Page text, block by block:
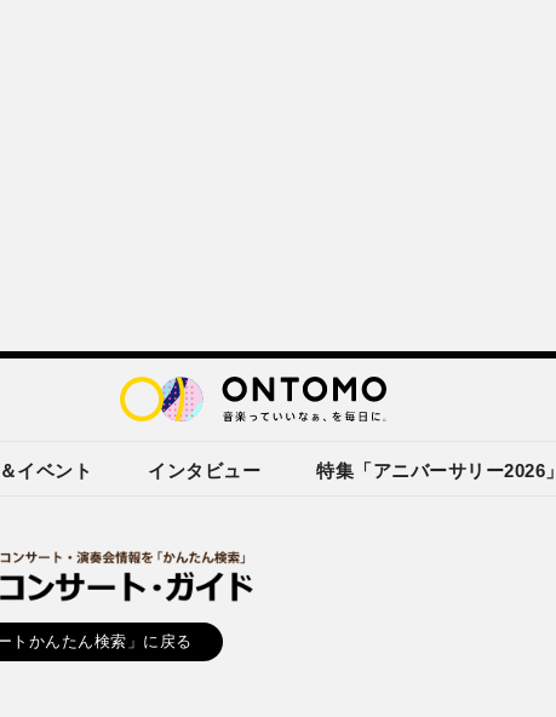
イベント インタビュー 特集「アニバーサリー2026」
トかんたん検索」に戻る